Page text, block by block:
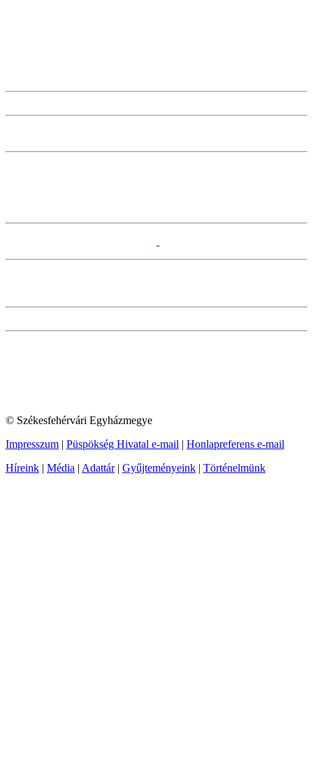
© Székesfehérvári Egyházmegye
Impresszum | Püspökség Hivatal e-mail | Honlapreferens e-mail
Híreink | Média | Adattár| Gyűjteményeink | Történelmünk